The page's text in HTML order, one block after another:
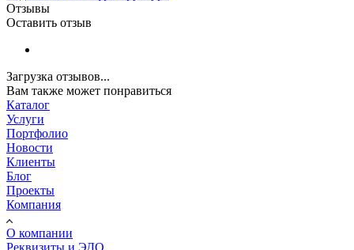
Отзывы
Оставить отзыв
Загрузка отзывов...
Вам также может понравиться
Каталог
Услуги
Портфолио
Новости
Клиенты
Блог
Проекты
Компания
О компании
Реквизиты и ЭДО